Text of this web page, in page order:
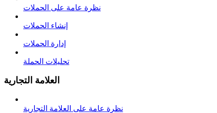
نظرة عامة على الحملات
إنشاء الحملات
إدارة الحملات
تحليلات الحملة
العلامة التجارية
نظرة عامة على العلامة التجارية